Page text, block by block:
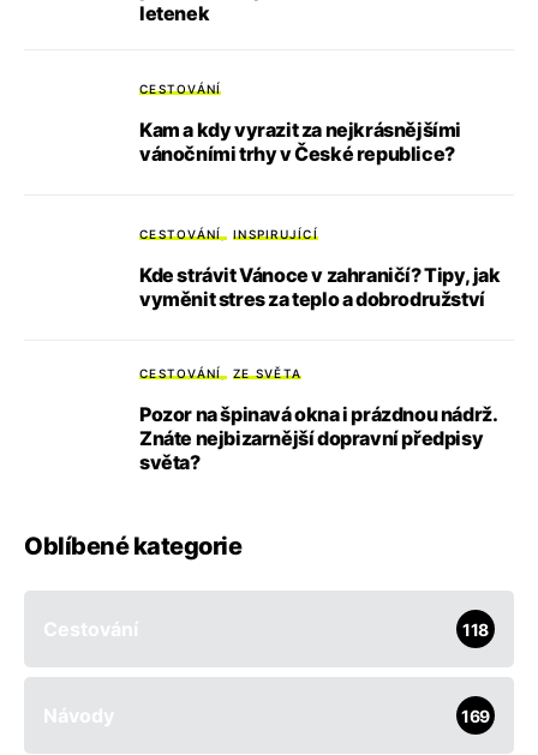
letenek
CESTOVÁNÍ
Kam a kdy vyrazit za nejkrásnějšími
vánočními trhy v České republice?
CESTOVÁNÍ INSPIRUJÍCÍ
Kde strávit Vánoce v zahraničí? Tipy, jak
vyměnit stres za teplo a dobrodružství
CESTOVÁNÍ ZE SVĚTA
Pozor na špinavá okna i prázdnou nádrž.
Znáte nejbizarnější dopravní předpisy
světa?
Oblíbené kategorie
Cestování 118
Návody 169